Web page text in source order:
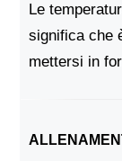
Le
significa che
mettersi in